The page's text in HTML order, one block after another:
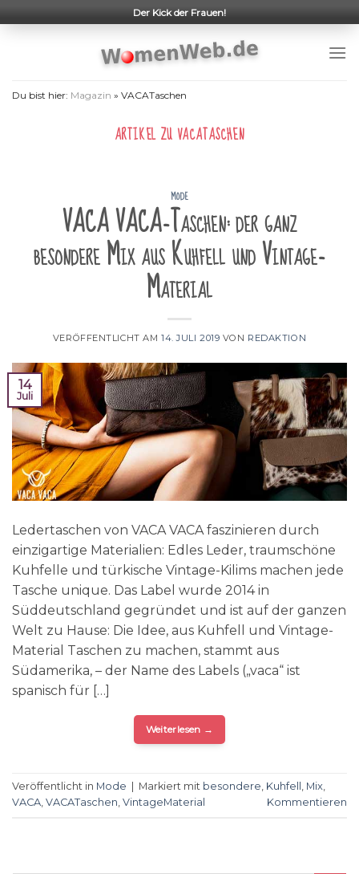
to
Der Kick der Frauen!
Du bist hier: Magazin » VACATaschen
ARTIKEL ZU VACATASCHEN
MODE
VACA VACA-Taschen: der ganz
besondere Mix aus Kuhfell und Vintage-
Material
VERÖFFENTLICHT AM 14. JULI 2019 VON REDAKTION
14
Juli
Ledertaschen von VACA VACA faszinieren durch
einzigartige Materialien: Edles Leder, traumschöne
Kuhfelle und türkische Vintage-Kilims machen jede
Tasche unique. Das Label wurde 2014 in
Süddeutschland gegründet und ist auf der ganzen
Welt zu Hause: Die Idee, aus Kuhfell und Vintage-
Material Taschen zu machen, stammt aus
Südamerika, – der Name des Labels („vaca“ ist
spanisch für […]
Weiterlesen →
Veröffentlicht in Mode Markiert mit besondere, Kuhfell , Mix,
VACA, VACATaschen, VintageMaterial Kommentieren